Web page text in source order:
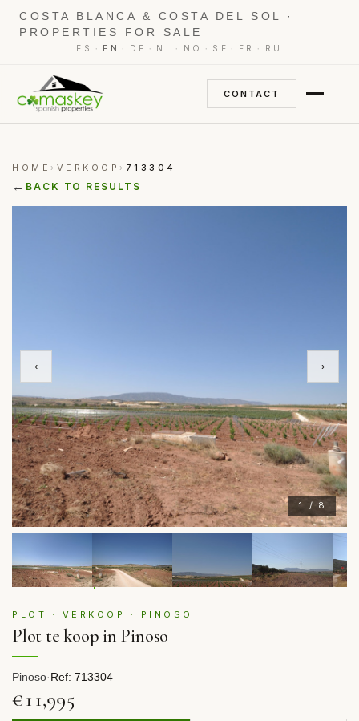
COSTA BLANCA & COSTA DEL SOL ·
PROPERTIES FOR SALE
ES · EN · DE · NL · NO · SE · FR · RU
CONTACT
HOME › VERKOOP › 713304
← BACK TO RESULTS
1 / 8
‹ ›
PLOT · VERKOOP · PINOSO
Plot te koop in Pinoso
Pinoso·Ref: 713304
€11,995